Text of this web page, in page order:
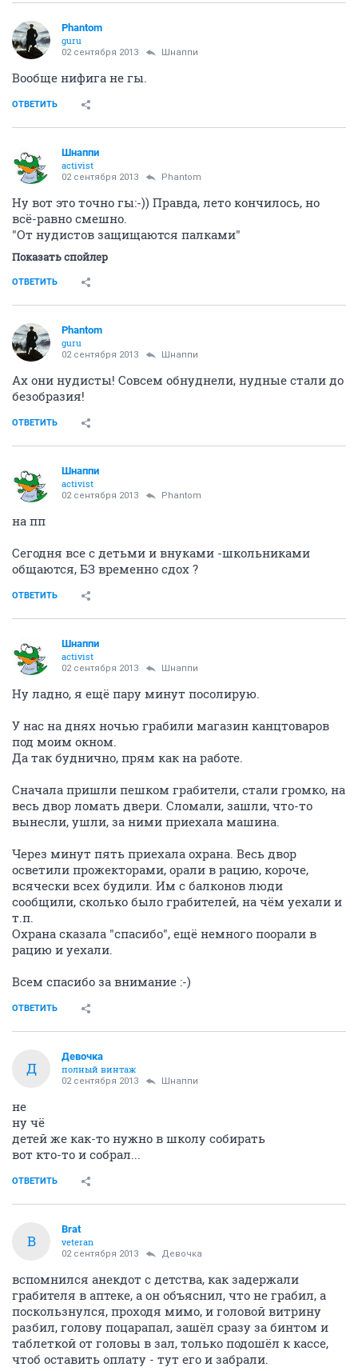
Phantom
guru
02 сентября 2013 Шнаппи
Вообще нифига не гы.
ОТВЕТИТЬ
Шнаппи
activist
02 сентября 2013 Phantom
Ну вот это точно гы:-)) Правда, лето кончилось, но
всё-равно смешно.
"От нудистов защищаются палками"
Показать спойлер
ОТВЕТИТЬ
Phantom
guru
02 сентября 2013 Шнаппи
Ах они нудисты! Совсем обнуднели, нудные стали до
безобразия!
ОТВЕТИТЬ
Шнаппи
activist
02 сентября 2013 Phantom
на пп
Сегодня все с детьми и внуками -школьниками
общаются, БЗ временно сдох ?
ОТВЕТИТЬ
Шнаппи
activist
02 сентября 2013 Шнаппи
Ну ладно, я ещё пару минут посолирую.
У нас на днях ночью грабили магазин канцтоваров
под моим окном.
Да так буднично, прям как на работе.
Сначала пришли пешком грабители, стали громко, на
весь двор ломать двери. Сломали, зашли, что-то
вынесли, ушли, за ними приехала машина.
Через минут пять приехала охрана. Весь двор
осветили прожекторами, орали в рацию, короче,
всячески всех будили. Им с балконов люди
сообщили, сколько было грабителей, на чём уехали и
т.п.
Охрана сказала "спасибо", ещё немного поорали в
рацию и уехали.
Всем спасибо за внимание :-)
ОТВЕТИТЬ
Д
Девочка
полный винтаж
02 сентября 2013 Шнаппи
не
ну чё
детей же как-то нужно в школу собирать
вот кто-то и собрал...
ОТВЕТИТЬ
B
Brat
veteran
02 сентября 2013 Девочка
вспомнился анекдот с детства, как задержали
грабителя в аптеке, а он объяснил, что не грабил, а
поскользнулся, проходя мимо, и головой витрину
разбил, голову поцарапал, зашёл сразу за бинтом и
таблеткой от головы в зал, только подошёл к кассе,
чтоб оставить оплату - тут его и забрали.